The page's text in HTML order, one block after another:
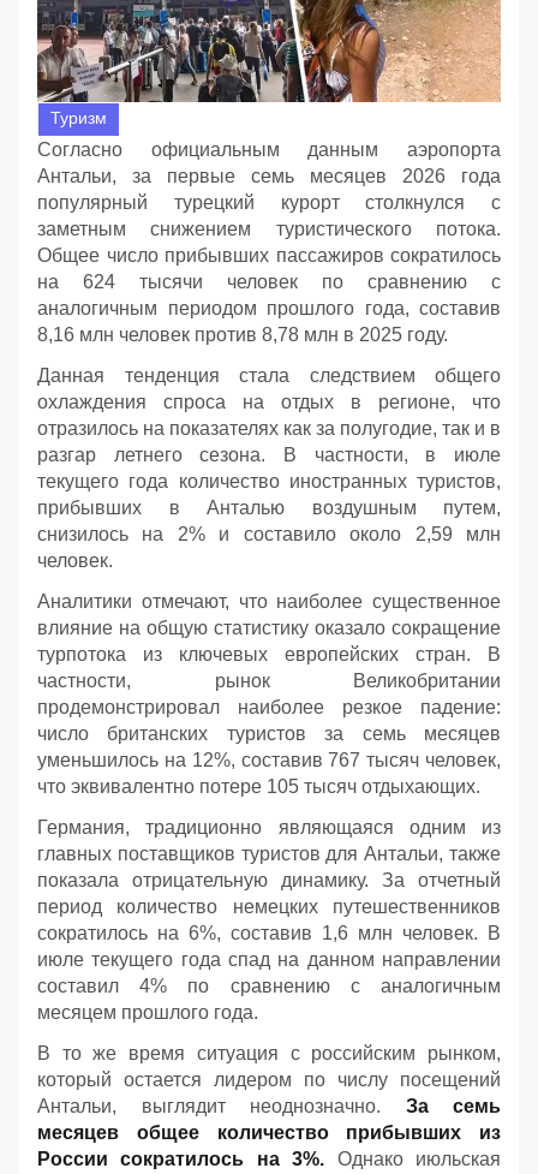
Туризм
Согласно официальным данным аэропорта
Антальи, за первые семь месяцев 2026 года
популярный турецкий курорт столкнулся с
заметным снижением туристического потока.
Общее число прибывших пассажиров сократилось
на 624 тысячи человек по сравнению с
аналогичным периодом прошлого года, составив
8,16 млн человек против 8,78 млн в 2025 году.
Данная тенденция стала следствием общего
охлаждения спроса на отдых в регионе, что
отразилось на показателях как за полугодие, так и в
разгар летнего сезона. В частности, в июле
текущего года количество иностранных туристов,
прибывших в Анталью воздушным путем,
снизилось на 2% и составило около 2,59 млн
человек.
Аналитики отмечают, что наиболее существенное
влияние на общую статистику оказало сокращение
турпотока из ключевых европейских стран. В
частности, рынок Великобритании
продемонстрировал наиболее резкое падение:
число британских туристов за семь месяцев
уменьшилось на 12%, составив 767 тысяч человек,
что эквивалентно потере 105 тысяч отдыхающих.
Германия, традиционно являющаяся одним из
главных поставщиков туристов для Антальи, также
показала отрицательную динамику. За отчетный
период количество немецких путешественников
сократилось на 6%, составив 1,6 млн человек. В
июле текущего года спад на данном направлении
составил 4% по сравнению с аналогичным
месяцем прошлого года.
В то же время ситуация с российским рынком,
который остается лидером по числу посещений
Антальи, выглядит неоднозначно. За семь
месяцев общее количество прибывших из
России сократилось на 3%. Однако июльская